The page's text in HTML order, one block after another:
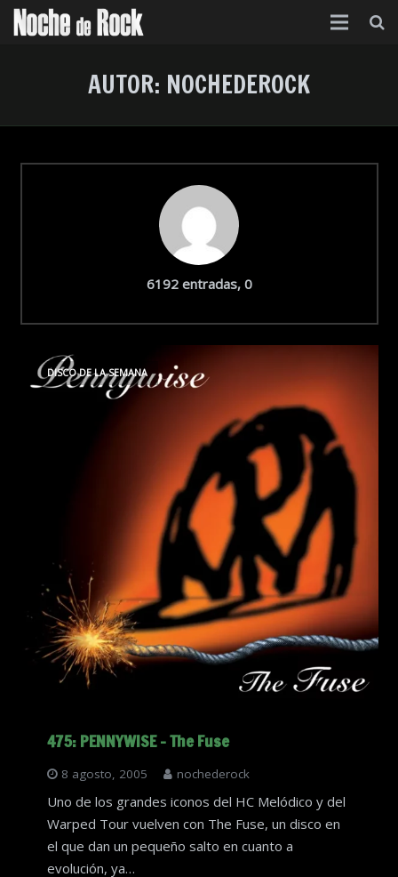
AUTOR: NOCHEDEROCK
6192 entradas, 0comentarios
475: PENNYWISE – The Fuse
8 agosto, 2005 nochederock
DISCO DE LA SEMANA
Uno de los grandes iconos del HC Melódico y del
Warped Tour vuelven con The Fuse, un disco en
el que dan un pequeño salto en cuanto a
evolución, ya…